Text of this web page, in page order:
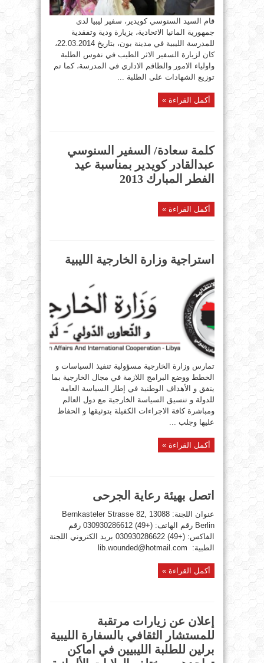
قام السيد السنوسي كويدير، سفير ليبيا لدى
جمهورية المانيا الاتحادية، بزيارة ودية وتفقدية
للمدرسة الليبية في مدينة بون، بتاريخ 22.03.2014،
كان لزيارة السفير الاثر الطيب في نفوس الطلبة
واولياء الامور والطاقم الاداري في المدرسة، كما تم
توزيع الشهادات على الطلبة ...
أكمل القراءة »
كلمة سعادة/ السفير السنوسي
عبدالقادر كويدير بمناسبة عيد
الفطر المبارك 2013
أكمل القراءة »
استراجية وزارة الخارجية الليبية
تمارس وزارة الخارجية مسؤولية تنفيذ السياسات و
الخطط ووضع البرامج اللازمة في مجال الخارجية بما
يتفق و الأهداف الوطنية في إطار السياسة العامة
للدولة و تنسيق السياسة الخارجية مع دول العالم
ومباشرة كافة الاجراءات الكفيلة بتوثيقها و الحفاظ
عليها وجلب ...
أكمل القراءة »
اتصل بهيئة رعاية الجرحى
عنوان اللجنة: Bernkasteler Strasse 82, 13088
Berlin رقم الهاتف: (+49) 030930286612 رقم
الفاكس: (+49) 030930286622 بريد الكتروني اللجنة
الطبية: lib.wounded@hotmail.com
أكمل القراءة »
إعلان عن زيارات مرتقبة
للمستشار الثقافي بالسفارة الليبية
برلين للطلبة الليبيين في اماكن